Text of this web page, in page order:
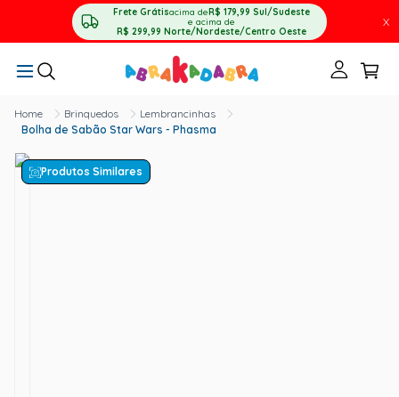
Frete Grátisacima deR$ 179,99 Sul/Sudeste
e acima de
R$ 299,99 Norte/Nordeste/Centro Oeste
X
Brinquedos
Lembrancinhas
Bolha de Sabão Star Wars - Phasma
Produtos Similares